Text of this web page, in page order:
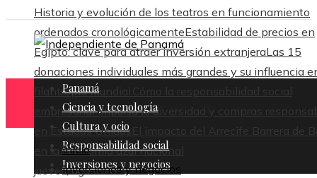
Historia y evolución de los teatros en funcionamiento
ordenados cronológicamenteEstabilidad de precios en
Egipto: clave para atraer inversión extranjeraLas 15
donaciones individuales más grandes y su influencia
filantropía mundial. Cómo la responsabilidad social
empresarial impulsa la diversidad y compras
en Estados Unidos El impacto del Arrecife Barrera de
en la economía azul nacional
jueves, agosto 6
Panamá
Ciencia y tecnología
Cultura y ocio
Responsabilidad social
Inversiones y negocios
Inicio
Inversiones y negocios